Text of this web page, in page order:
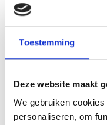
Toestemming
Deze website maakt
We gebruiken
personaliseren, om